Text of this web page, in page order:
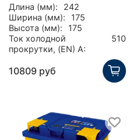
Длина (мм):
242
Ширина (мм):
175
Высота (мм):
175
Ток холодной
прокрутки, (EN) А:
510
10809 руб